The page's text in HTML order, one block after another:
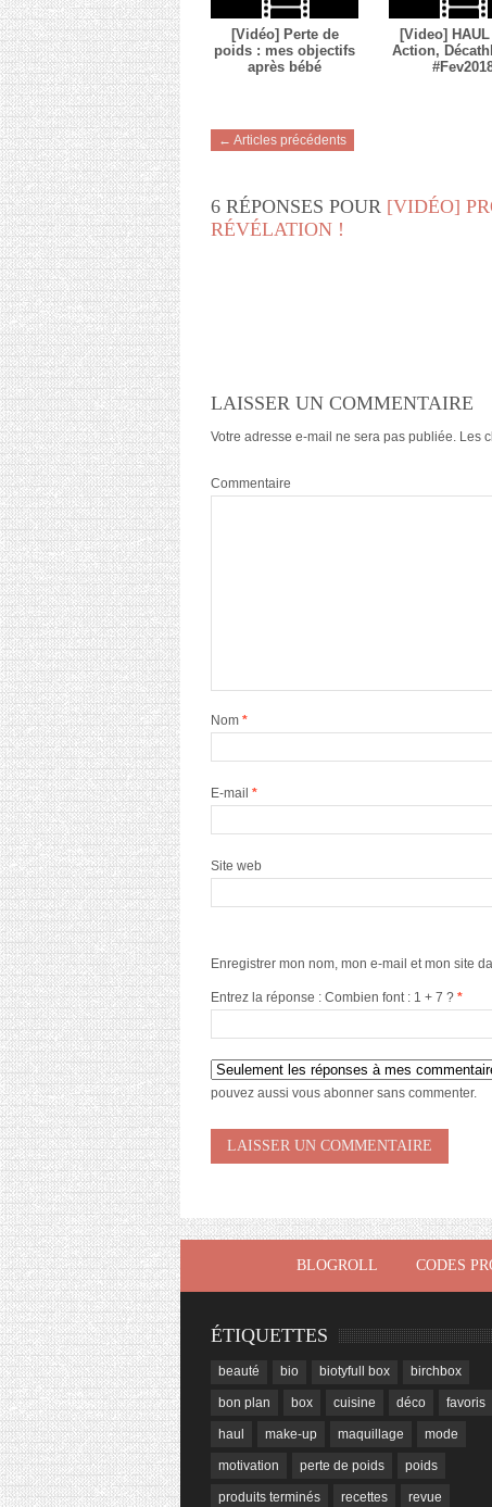
[Vidéo] Perte de
poids : mes objectifs
après bébé
[Video]
Action,
← Articles précédents
6 RÉPONSES POUR [VIDÉO]
RÉVÉLATION !
LAISSER UN COMMENTAIRE
Votre adresse e-mail ne sera pas publiée. Les
Commentaire
Nom *
E-mail *
Site web
Enregistrer mon nom, mon e-mail et mon site
Entrez la réponse : Combien font : 1 + 7 ? *
pouvez aussi vous abonner sans commenter.
BLOGROLL CODES
ÉTIQUETTES
beauté bio biotyfull box birchbox
bon plan box cuisine déco favoris
haul make-up maquillage mode
motivation perte de poids poids
produits terminés recettes revue